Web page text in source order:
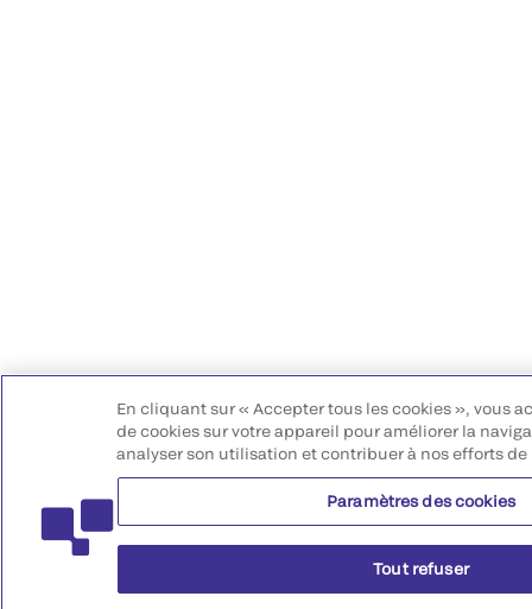
En cliquant sur « Accepter tous les cookies », vous
de cookies sur votre appareil pour améliorer la
analyser son utilisation et contribuer à nos efforts
Paramètres des cookies
Tout refuser